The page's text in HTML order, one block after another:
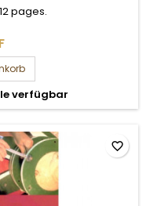
pages.
verfügbar
favorite_border